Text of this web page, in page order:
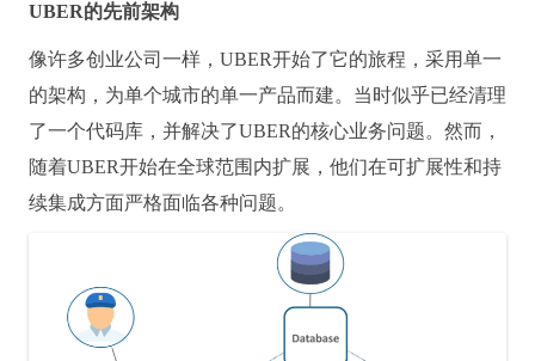
UBER的先前架构
像许多创业公司一样，UBER开始了它的旅程，采用单一
的架构，为单个城市的单一产品而建。 当时似乎已经清理
了一个代码库，并解决了UBER的核心业务问题。 然而，
随着UBER开始在全球范围内扩展，他们在可扩展性和持
续集成方面严格面临各种问题。